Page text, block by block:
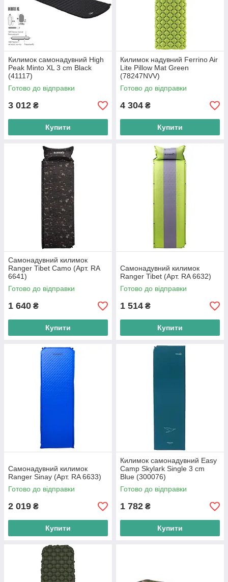
Килимок самонадувний High
Peak Minto XL 3 cm Black
(41117)
Готово до відправки
3 012 ₴
Купити
Килимок надувний Ferrino Air
Lite Pillow Mat Green
(78247NVV)
Готово до відправки
4 304 ₴
Купити
Самонадувний килимок
Ranger Tibet Camo (Арт. RA
6641)
Готово до відправки
1 640 ₴
Купити
Самонадувний килимок
Ranger Tibet (Арт. RA 6632)
Готово до відправки
1 514 ₴
Купити
Самонадувний килимок
Ranger Sinay (Арт. RA 6633)
Готово до відправки
2 019 ₴
Купити
Килимок самонадувний Easy
Camp Skylark Single 3 cm
Blue (300076)
Готово до відправки
1 782 ₴
Купити